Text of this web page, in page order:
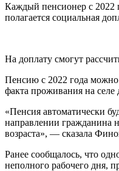
Каждый пенсионер с 2022
полагается социальная
На доплату смогут
Пенсию с 2022 года можно
факта проживания на
«Пенсия автоматически
направлении гражданина
возраста», — сказала
Ранее сообщалось, что
неполного рабочего дня,